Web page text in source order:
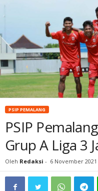
PSIP PEMALANG
PSIP
Grup A Liga 3
Oleh Redaksi - 6 November 2021